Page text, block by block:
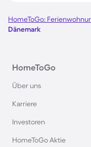
Angelurlaub in
Angelurlaub an
Angelurlaub in
HomeToGo:
Dänemark
HomeToGo
Über uns
Karriere
Investoren
HomeToGo Aktie